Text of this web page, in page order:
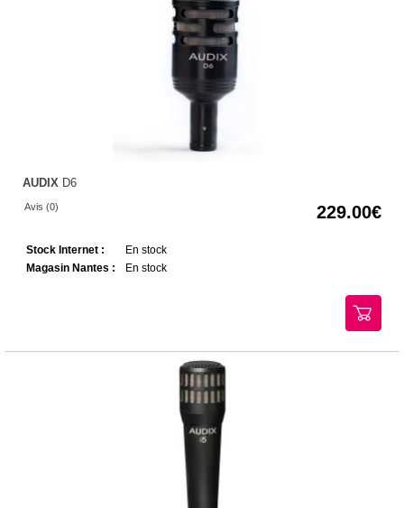
AUDIX D6
Avis (0) 229.00
Stock Internet :
En stock
Magasin Nantes :
En stock